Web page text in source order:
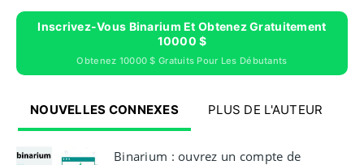
Inscrivez-Vous Binarium Et Obtenez Gratuitement
10000 $
Obtenez 10000 $ Gratuits Pour Les Débutants
NOUVELLES CONNEXES PLUS DE L'AUTEUR
Binarium : ouvrez un compte de